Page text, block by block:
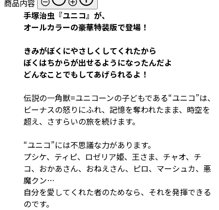
商品内容
手塚治虫『ユニコ』が、
オールカラーの豪華特装版で登場！
きみがぼくにやさしくしてくれたから
ぼくはちからが出せるようになったんだよ
どんなことでもしてあげられるよ！
伝説の一角獣=ユニコーンの子どもである“ユニコ”は、
ビーナスの怒りにふれ、記憶を奪われたまま、時空を
超え、さすらいの旅を続けます。
“ユニコ”には不思議な力があります。
プシケ、ティピ、ロゼリア姫、王さま、チャオ、チ
コ、おかあさん、おねえさん、ピロ、マーシュカ、悪
魔クン…
自分を愛してくれた者のためなら、それを発揮できる
のです。